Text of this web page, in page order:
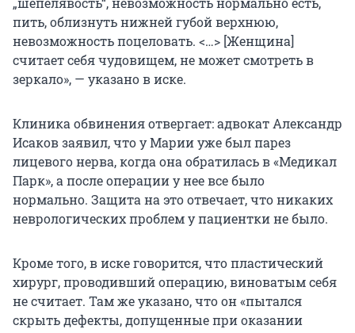
пить, облизнуть нижней губой верхнюю,
невозможность поцеловать. <…> [Женщина]
считает себя чудовищем, не может смотреть в
зеркало», — указано в иске.
Клиника обвинения отвергает: адвокат Александр
Исаков заявил, что у Марии уже был парез
лицевого нерва, когда она обратилась в «Медикал
Парк», а после операции у нее все было
нормально. Защита на это отвечает, что никаких
неврологических проблем у пациентки не было.
Кроме того, в иске говорится, что пластический
хирург, проводивший операцию, виноватым себя
не считает. Там же указано, что он «пытался
скрыть дефекты, допущенные при оказании